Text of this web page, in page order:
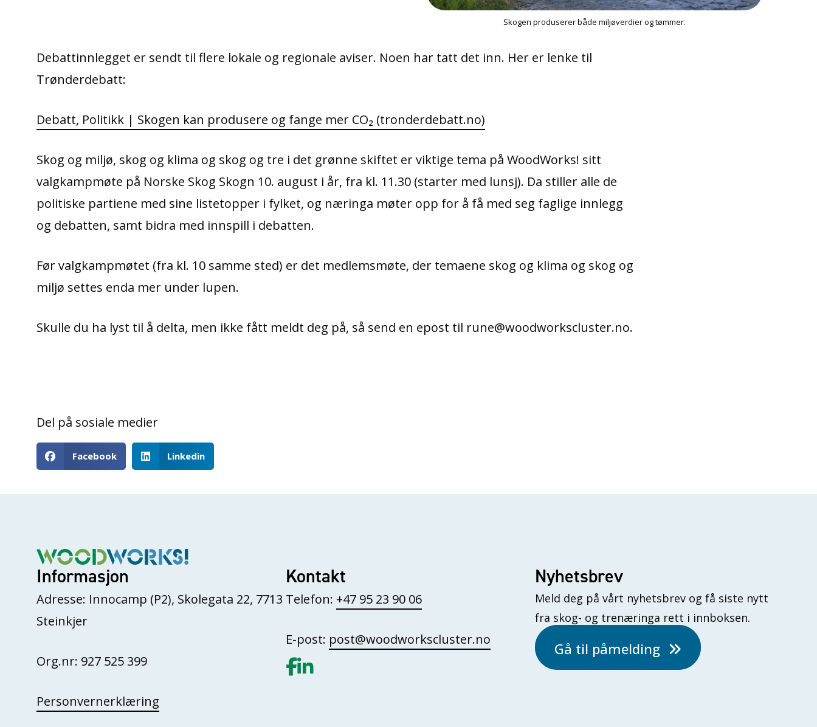
Skogen produserer både miljøverdier og tømmer.
Debattinnlegget er sendt til flere lokale og regionale aviser. Noen har tatt det inn. Her er lenke til
Trønderdebatt:
Debatt, Politikk | Skogen kan produsere og fange mer CO₂ (tronderdebatt.no)
Skog og miljø, skog og klima og skog og tre i det grønne skiftet er viktige tema på WoodWorks! sitt
valgkampmøte på Norske Skog Skogn 10. august i år, fra kl. 11.30 (starter med lunsj). Da stiller alle de
politiske partiene med sine listetopper i fylket, og næringa møter opp for å få med seg faglige innlegg
og debatten, samt bidra med innspill i debatten.
Før valgkampmøtet (fra kl. 10 samme sted) er det medlemsmøte, der temaene skog og klima og skog og
miljø settes enda mer under lupen.
Skulle du ha lyst til å delta, men ikke fått meldt deg på, så send en epost til rune@woodworkscluster.no.
Del på sosiale medier
Facebook Linkedin
Informasjon
Adresse: Innocamp (P2), Skolegata 22, 7713
Steinkjer
Org.nr: 927 525 399
Personvernerklæring
Kontakt
Telefon: +47 95 23 90 06
E-post: post@woodworkscluster.no
Gå til vår Facebook
Gå til vår LinkedIn
Nyhetsbrev
Meld deg på vårt nyhetsbrev og få siste nytt
fra skog- og trenæringa rett i innboksen.
Gå til påmelding